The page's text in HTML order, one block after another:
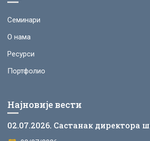
Семинари
О нама
Ресурси
Портфолио
Најновије вести
02.07.2026. Састанак директора